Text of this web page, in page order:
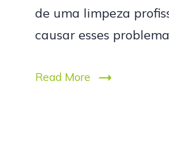
de uma limpeza
causar esses
Read More